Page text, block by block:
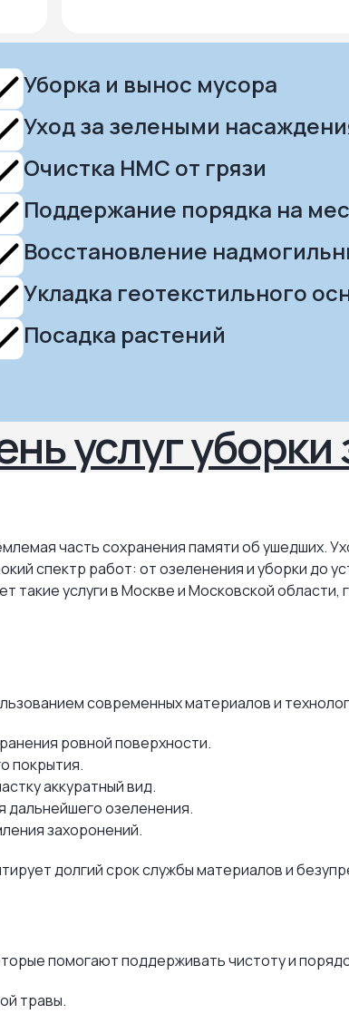
Уборка и вынос мусора
Уход за зелеными
Очистка НМС от грязи
Поддержание порядка на
Восстановление
Укладка геотекстильного
Посадка растений
услуг
часть сохранения памяти об ушедших.
спектр работ: от озеленения и уборки до
услуги в Москве и Московской области,
современных материалов и
ровной поверхности.
покрытия.
аккуратный вид.
дальнейшего озеленения.
захоронений.
долгий срок службы материалов и
помогают поддерживать чистоту и
травы.